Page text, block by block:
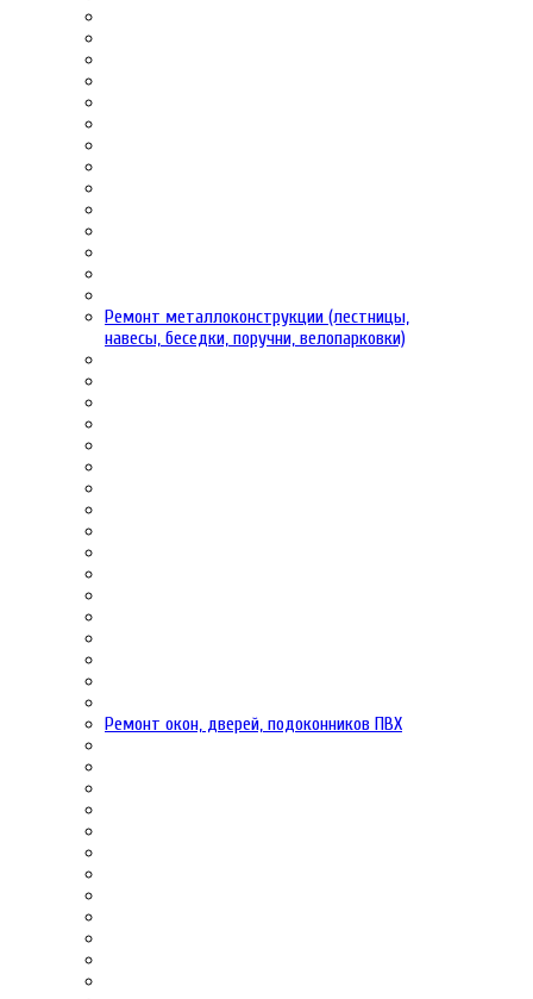
Ремонт металлоконструкции (лестницы,
навесы, беседки, поручни, велопарковки)
Ремонт окон, дверей, подоконников ПВХ